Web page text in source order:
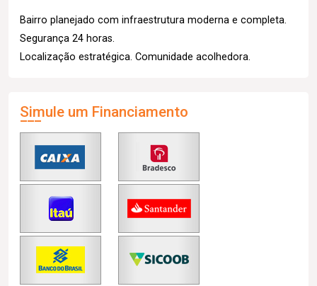
Bairro planejado com infraestrutura moderna e completa.
Segurança 24 horas.
Localização estratégica. Comunidade acolhedora.
Simule um Financiamento